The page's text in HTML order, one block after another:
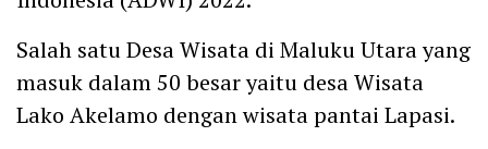
Salah satu Desa Wisata di Maluku Utara yang
masuk dalam 50 besar yaitu desa Wisata
Lako Akelamo dengan wisata pantai Lapasi.